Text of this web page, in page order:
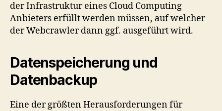
der Infrastruktur eines Cloud Computing
Anbieters erfüllt werden müssen, auf welcher
der Webcrawler dann ggf. ausgeführt wird.
Datenspeicherung und
Datenbackup
Eine der größten Herausforderungen für